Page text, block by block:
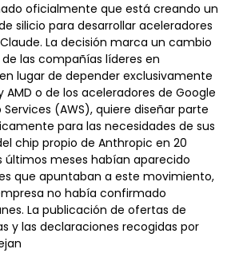
oficialmente que está creando un
silicio para desarrollar aceleradores
La decisión marca un cambio
las compañías líderes en
lugar de depender exclusivamente
AMD o de los aceleradores de Google
(AWS), quiere diseñar parte
para las necesidades de sus
chip propio de Anthropic en 20
últimos meses habían aparecido
que apuntaban a este movimiento,
no había confirmado
La publicación de ofertas de
y las declaraciones recogidas por